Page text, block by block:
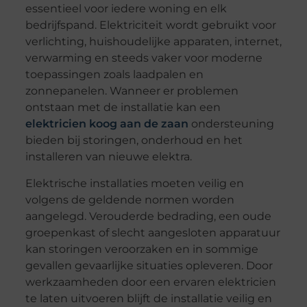
essentieel voor iedere woning en elk
bedrijfspand. Elektriciteit wordt gebruikt voor
verlichting, huishoudelijke apparaten, internet,
verwarming en steeds vaker voor moderne
toepassingen zoals laadpalen en
zonnepanelen. Wanneer er problemen
ontstaan met de installatie kan een
elektricien koog aan de zaan ondersteuning
bieden bij storingen, onderhoud en het
installeren van nieuwe elektra.
Elektrische installaties moeten veilig en
volgens de geldende normen worden
aangelegd. Verouderde bedrading, een oude
groepenkast of slecht aangesloten apparatuur
kan storingen veroorzaken en in sommige
gevallen gevaarlijke situaties opleveren. Door
werkzaamheden door een ervaren elektricien
te laten uitvoeren blijft de installatie veilig en